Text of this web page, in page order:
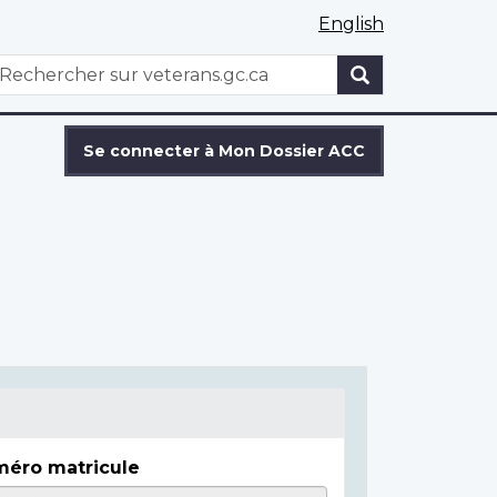
English
WxT
Se connecter à Mon Dossier ACC
matricule